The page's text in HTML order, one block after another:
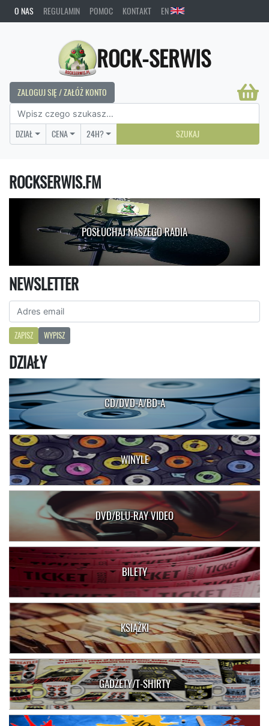
O NAS REGULAMIN POMOC KONTAKT EN
ROCK-SERWIS
ZALOGUJ SIĘ / ZAŁÓŻ KONTO
DZIAŁ CENA 24H? SZUKAJ
ROCKSERWIS.FM
POSŁUCHAJ NASZEGO RADIA
NEWSLETTER
ZAPISZ WYPISZ
DZIAŁY
CD/DVD-A/BD-A
WINYLE
DVD/BLU-RAY VIDEO
BILETY
KSIĄŻKI
GADŻETY/T-SHIRTY